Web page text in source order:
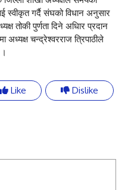
स्वीकृत गर्दै संघको विधान अनुसार
तोकी पुर्णता दिने अधिार प्रदान
अध्यक्ष चन्द्रेश्वरराज त्रिपाठीले
Like Dislike